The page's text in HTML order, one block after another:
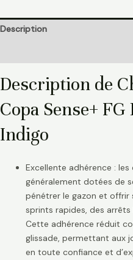
Description
Description de
Copa Sense+
Indigo
Excellente adhérence :
généralement dotées de
pénétrer le gazon et offrir
sprints rapides, des
Cette adhérence réduit
glissade, permettant aux
en toute confiance et